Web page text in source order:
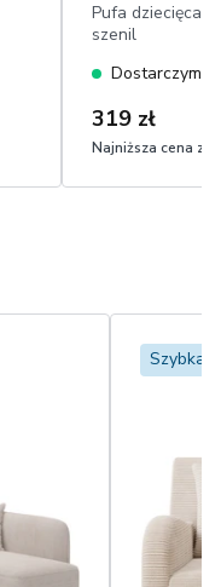
Pufa dziecięca,
szenil
Dostarczymy
319 zł
Najniższa cena z
Szybka